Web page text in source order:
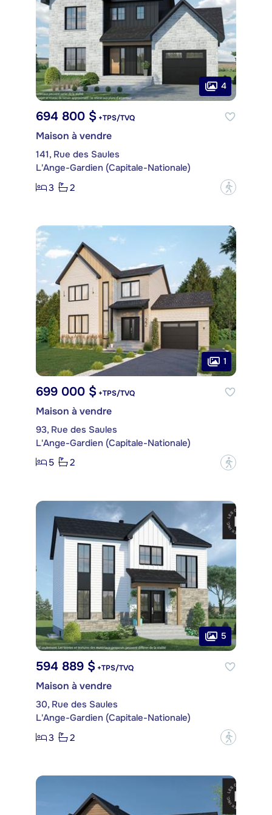
4
694 800 $ +TPS/TVQ
Maison à vendre
141, Rue des Saules
L'Ange-Gardien (Capitale-Nationale)
3
2 ?
1
699 000 $ +TPS/TVQ
Maison à vendre
93, Rue des Saules
L'Ange-Gardien (Capitale-Nationale)
5
2 ?
5
594 889 $ +TPS/TVQ
Maison à vendre
30, Rue des Saules
L'Ange-Gardien (Capitale-Nationale)
3
2 ?